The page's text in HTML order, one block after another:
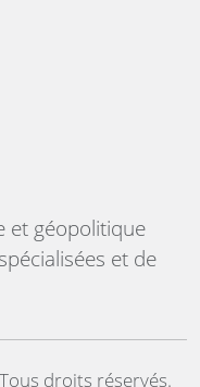
et géopolitique
et de
droits réservés.